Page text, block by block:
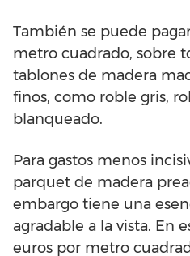
También se puede
metro cuadrado, sobre
tablones de madera
finos, como roble gris,
blanqueado.
Para gastos menos
parquet de madera
embargo tiene una
agradable a la vista. En
euros por metro